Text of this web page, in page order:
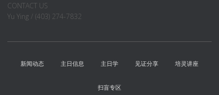
CONTACT US
Yu Ying / (403) 274-7832
新闻动态 主日信息 主日学 见证分享 培灵讲座
扫盲专区